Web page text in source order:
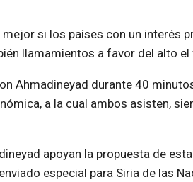
mejor si los países con un interés
llamamientos a favor del alto el
Ahmadineyad durante 40
a la cual ambos asisten,
apoyan la propuesta de
especial para Siria de las